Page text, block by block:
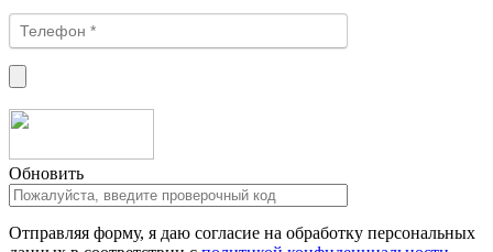
Обновить
Отправляя форму, я даю согласие на обработку персональных